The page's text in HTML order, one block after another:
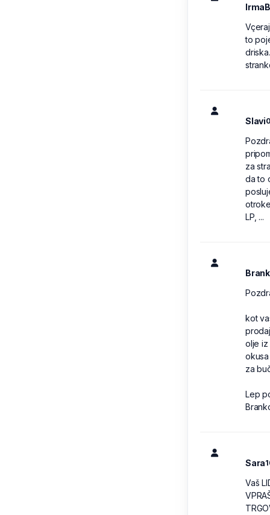
IrmaB
to
Slavi
za
da to
LP, ...
kot
olje iz
za
Lep
Sara
Vaš